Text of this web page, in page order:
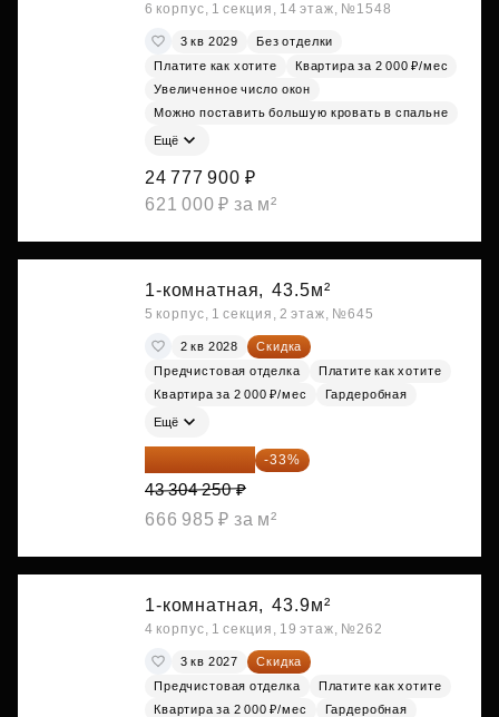
6 корпус, 1 секция, 14 этаж, №1548
3 кв 2029
Без отделки
Платите как хотите
Квартира за 2 000 ₽/мес
Увеличенное число окон
Можно поставить большую кровать в спальне
Ещё
24 777 900 ₽
621 000 ₽ за м²
1-комнатная, 43.5м²
5 корпус, 1 секция, 2 этаж, №645
2 кв 2028
Скидка
Предчистовая отделка
Платите как хотите
Квартира за 2 000 ₽/мес
Гардеробная
Ещё
29 013 848 ₽ -33%
43 304 250 ₽
666 985 ₽ за м²
1-комнатная, 43.9м²
4 корпус, 1 секция, 19 этаж, №262
3 кв 2027
Скидка
Предчистовая отделка
Платите как хотите
Квартира за 2 000 ₽/мес
Гардеробная